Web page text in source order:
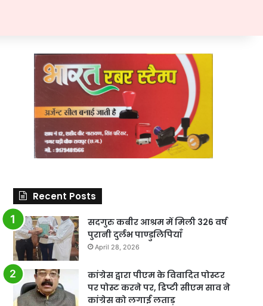
Recent Posts
सदगुरु कबीर आश्रम में मिली 326 वर्ष
पुरानी दुर्लभ पाण्डुलिपियाँ
April 28, 2026
कांग्रेस द्वारा पीएम के विवादित पोस्टर
पर पोस्ट करने पर, डिप्टी सीएम साव ने
कांग्रेस को लगाई लताड़